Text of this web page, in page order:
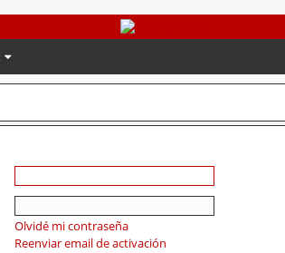
Olvidé mi contraseña
Reenviar email de activación